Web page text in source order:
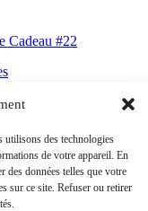
utilisons des technologies
de votre appareil. En
des données telles que votre
sur ce site. Refuser ou retirer
Cadeau #22